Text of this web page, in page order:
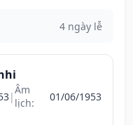
4 ngày lễ
|Âm
lịch:
01/06/1953